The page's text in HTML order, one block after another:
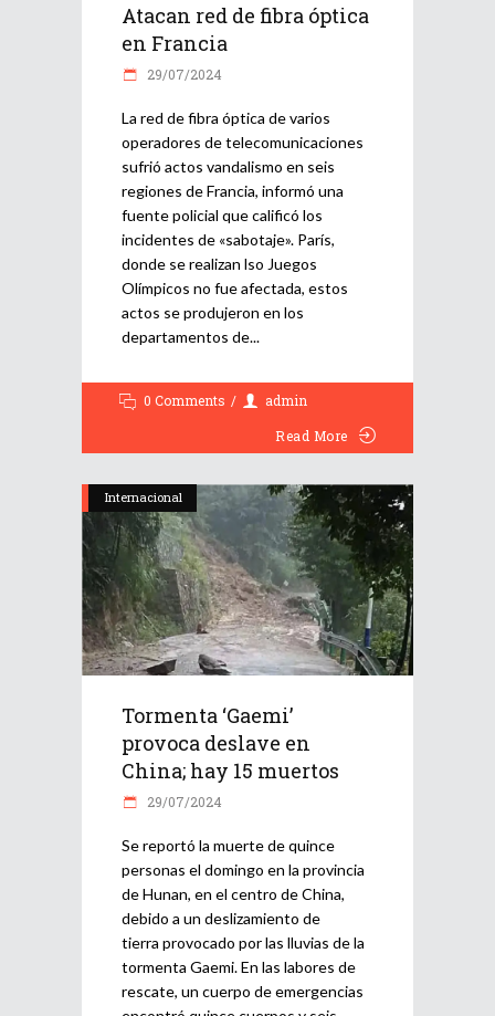
Atacan red de fibra óptica
en Francia
29/07/2024
La red de fibra óptica de varios
operadores de telecomunicaciones
sufrió actos vandalismo en seis
regiones de Francia, informó una
fuente policial que calificó los
incidentes de «sabotaje». París,
donde se realizan lso Juegos
Olímpicos no fue afectada, estos
actos se produjeron en los
departamentos de
0 Comments
admin
Read More
Internacional
Tormenta ‘Gaemi’
provoca deslave en
China; hay 15 muertos
29/07/2024
Se reportó la muerte de quince
personas el domingo en la provincia
de Hunan, en el centro de China,
debido a un deslizamiento de
tierra provocado por las lluvias de la
tormenta Gaemi. En las labores de
rescate, un cuerpo de emergencias